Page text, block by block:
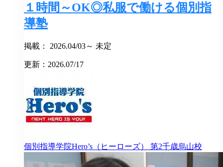
１時間～OK◎私服で働ける個別指
導塾
掲載： 2026.04/03～ 未定
更新：2026.07/17
個別指導学院Hero’s（ヒーローズ） 第2千歳烏山校